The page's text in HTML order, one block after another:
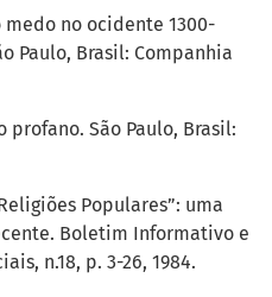
medo no ocidente 1300-
Paulo, Brasil: Companhia
profano. São Paulo, Brasil:
Populares”: uma
Boletim Informativo e
n.18, p. 3-26, 1984.